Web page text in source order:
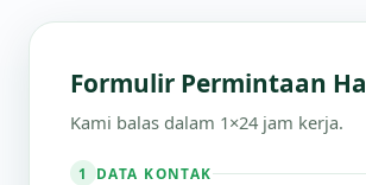
Formulir Permintaan
Kami balas dalam 1×24 jam kerja.
1 DATA KONTAK